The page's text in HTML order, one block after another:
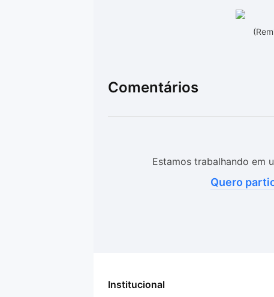
Comentários
Estamos trabalhando em
Quero
Institucional